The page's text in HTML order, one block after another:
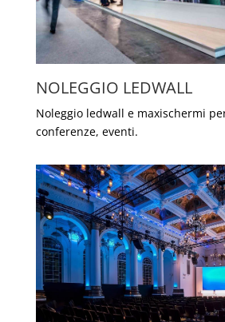
NOLEGGIO LEDWALL
Noleggio ledwall e maxischermi
conferenze, eventi.